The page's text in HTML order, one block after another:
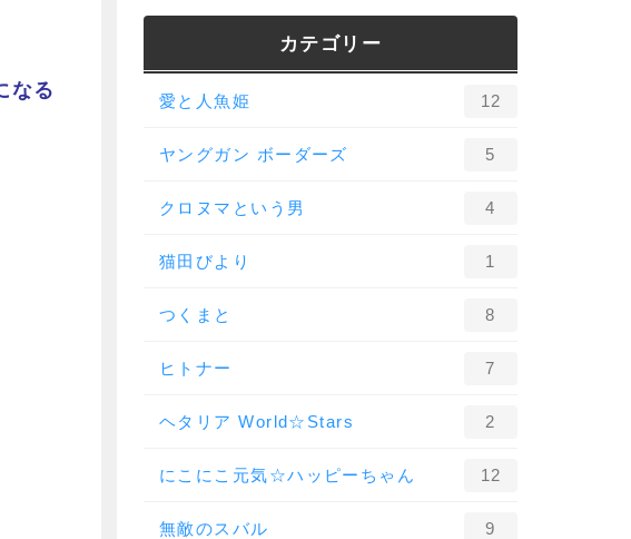
なる
カテゴリー
愛と人魚姫 12
ヤングガン ボーダーズ 5
クロヌマという男 4
猫田びより 1
つくまと 8
ヒトナー 7
ヘタリア World☆Stars 2
にこにこ元気☆ハッピーちゃん 12
無敵のスバル 9